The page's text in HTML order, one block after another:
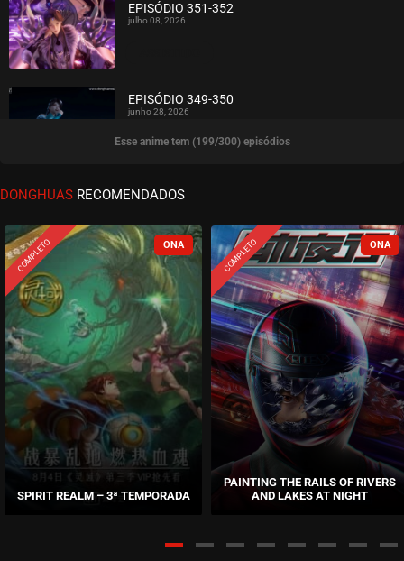
EPISÓDIO 351-352
julho 08, 2026
ASSISTIDO
EPISÓDIO 349-350
junho 28, 2026
ASSISTIDO
EPISÓDIO 347-348
ASSISTIDO
EPISÓDIO 345-346
junho 21, 2026
ASSISTIDO
EPISÓDIO 343-344
maio 31, 2026
EPISÓDIO 341-342
maio 24, 2026
Esse anime tem (199/300) episódios
DONGHUAS RECOMENDADOS
COMPLETO
SPIRIT REALM – 3ª TEMPORADA
COMPLETO
PAINTING THE RAILS OF RIVERS
AND LAKES AT NIGHT